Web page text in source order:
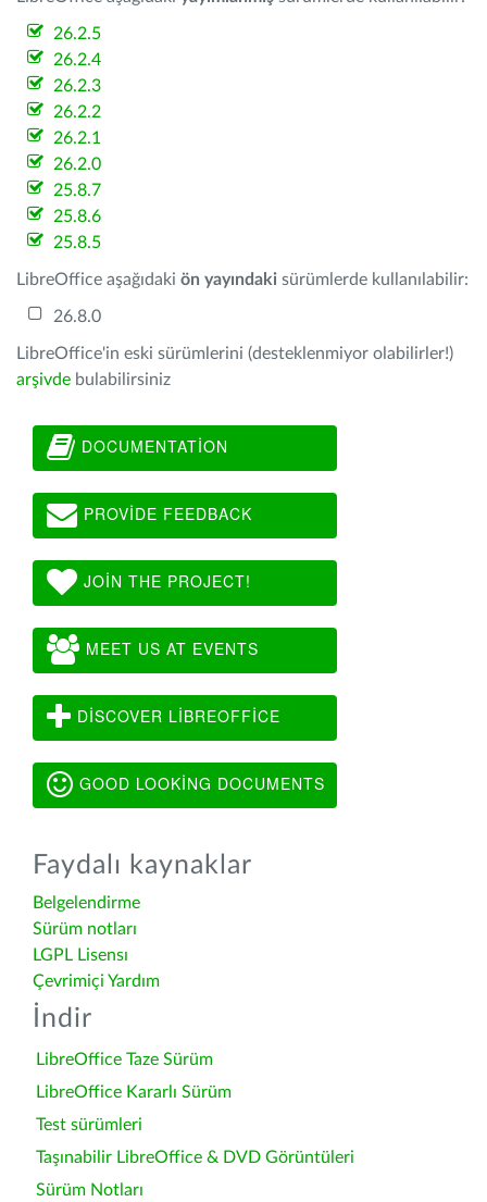
26.2.5
26.2.4
26.2.3
26.2.2
26.2.1
26.2.0
25.8.7
25.8.6
25.8.5
LibreOffice aşağıdaki ön yayındaki sürümlerde kullanılabilir:
26.8.0
LibreOffice'in eski sürümlerini (desteklenmiyor olabilirler!)
arşivde bulabilirsiniz
DOCUMENTATION
PROVIDE FEEDBACK
JOIN THE PROJECT!
MEET US AT EVENTS
DISCOVER LIBREOFFICE
GOOD LOOKING DOCUMENTS
Faydalı kaynaklar
Belgelendirme
Sürüm notları
LGPL Lisensı
Çevrimiçi Yardım
İndir
LibreOffice Taze Sürüm
LibreOffice Kararlı Sürüm
Test sürümleri
Taşınabilir LibreOffice & DVD Görüntüleri
Sürüm Notları